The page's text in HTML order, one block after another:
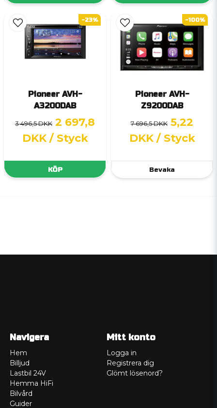
Pioneer AVH-
A3200DAB
3 496,5 DKK 2 697,8
DKK / Styck
KÖP
-23%
Pioneer AVH-
Z9200DAB
7 696,5 DKK 5,22
DKK / Styck
Bevaka
-100%
Navigera
Hem
Billjud
Lastbil 24V
Hemma HiFi
Bilvård
Guider
Mitt konto
Logga in
Registrera dig
Glömt lösenord?